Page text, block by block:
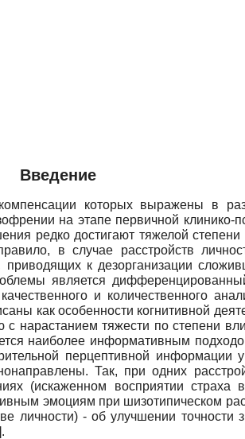
Введение
которых выражены в
на этапе первичной клинико-
редко достигают тяжелой
в случае расстройств
к дезорганизации
является
и количественного
как особенности когнитивной
с нарастанием тяжести по степени
наиболее информативным
перцептивной информации
Так, при одних
(искаженном восприятии страха
эмоциям при шизотипическом
личности) - об улучшении точности
.